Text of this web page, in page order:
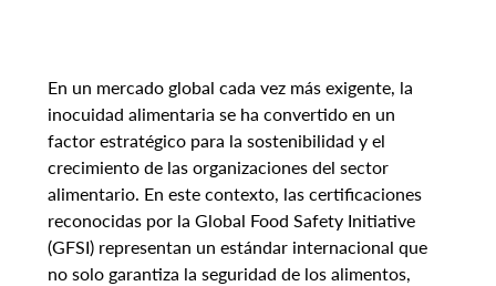
En un mercado global cada vez más exigente, la
inocuidad alimentaria se ha convertido en un
factor estratégico para la sostenibilidad y el
crecimiento de las organizaciones del sector
alimentario. En este contexto, las certificaciones
reconocidas por la Global Food Safety Initiative
(GFSI) representan un estándar internacional que
no solo garantiza la seguridad de los alimentos,